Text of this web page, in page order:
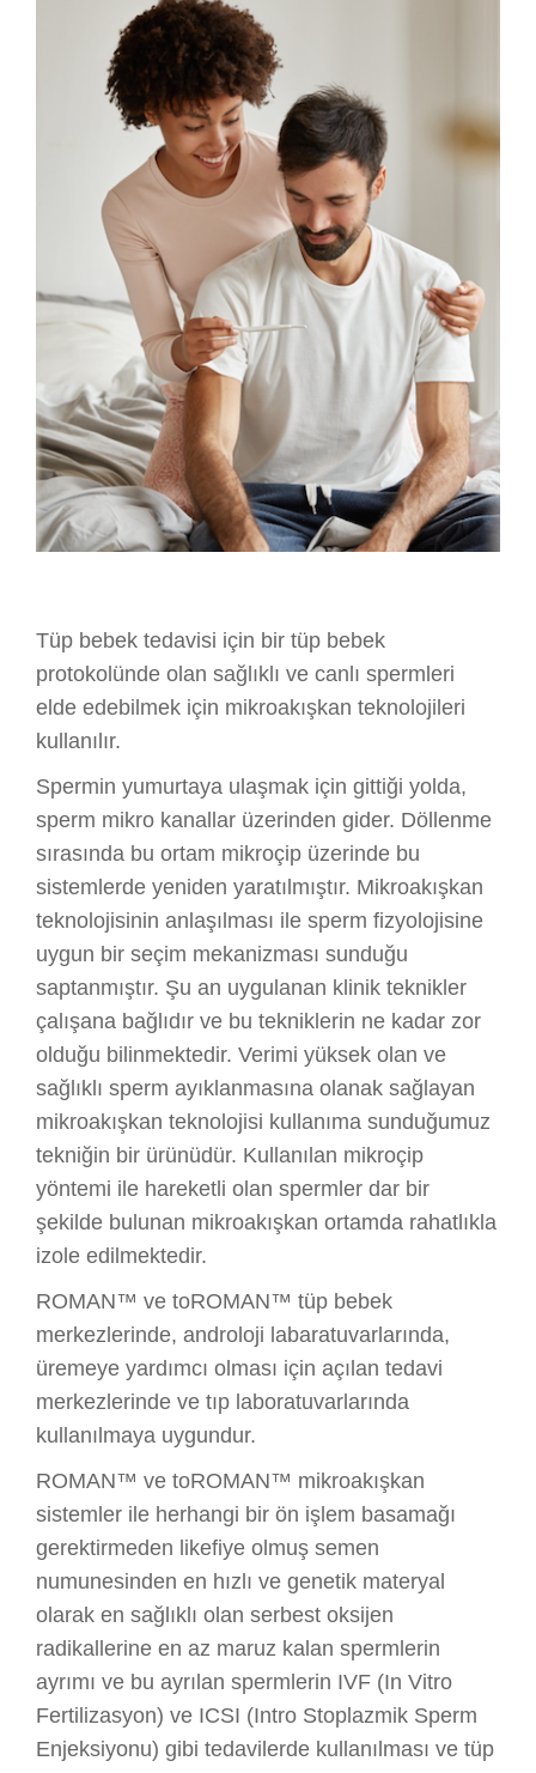
Tüp bebek tedavisi için bir tüp bebek
protokolünde olan sağlıklı ve canlı spermleri
elde edebilmek için mikroakışkan teknolojileri
kullanılır.
Spermin yumurtaya ulaşmak için gittiği yolda,
sperm mikro kanallar üzerinden gider. Döllenme
sırasında bu ortam mikroçip üzerinde bu
sistemlerde yeniden yaratılmıştır. Mikroakışkan
teknolojisinin anlaşılması ile sperm fizyolojisine
uygun bir seçim mekanizması sunduğu
saptanmıştır. Şu an uygulanan klinik teknikler
çalışana bağlıdır ve bu tekniklerin ne kadar zor
olduğu bilinmektedir. Verimi yüksek olan ve
sağlıklı sperm ayıklanmasına olanak sağlayan
mikroakışkan teknolojisi kullanıma sunduğumuz
tekniğin bir ürünüdür. Kullanılan mikroçip
yöntemi ile hareketli olan spermler dar bir
şekilde bulunan mikroakışkan ortamda rahatlıkla
izole edilmektedir.
ROMAN™ ve toROMAN™ tüp bebek
merkezlerinde, androloji labaratuvarlarında,
üremeye yardımcı olması için açılan tedavi
merkezlerinde ve tıp laboratuvarlarında
kullanılmaya uygundur.
ROMAN™ ve toROMAN™ mikroakışkan
sistemler ile herhangi bir ön işlem basamağı
gerektirmeden likefiye olmuş semen
numunesinden en hızlı ve genetik materyal
olarak en sağlıklı olan serbest oksijen
radikallerine en az maruz kalan spermlerin
ayrımı ve bu ayrılan spermlerin IVF (In Vitro
Fertilizasyon) ve ICSI (Intro Stoplazmik Sperm
Enjeksiyonu) gibi tedavilerde kullanılması ve tüp